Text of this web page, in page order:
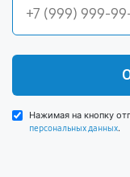
Нажимая на кнопку
персональных данных.